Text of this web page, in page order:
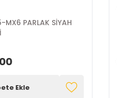
MX6 PARLAK SİYAH
Ekle